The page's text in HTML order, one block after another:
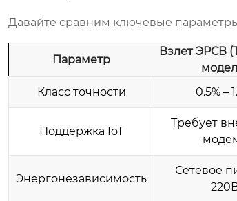
Давайте сравним ключевые
Параметр
Взлет ЭРСВ
Класс точности 0.5% –
Поддержка IoT
Требует
Энергонезависимость
Сетевое